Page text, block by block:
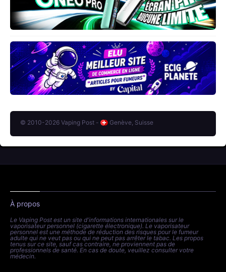
© 2010-2026 Vaping Post - Genève, Suisse
À propos
Le Vaping Post est un site d'informations internationales sur le
vaporisateur personnel (cigarette électronique). Le vaporisateur
personnel est une méthode de réduction des risques pour le fumeur
adulte qui ne veut pas ou qui ne peut pas arrêter le tabac. Les propos
tenus sur ce site, sauf cas contraire, ne proviennent pas de
professionnels de santé. En cas de doute, veuillez consulter votre
médecin.